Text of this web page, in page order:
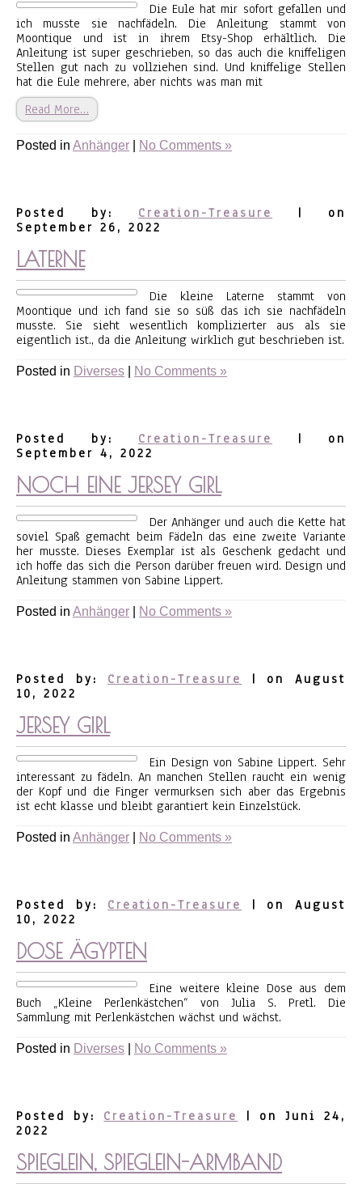
Die Eule hat mir sofort gefallen und
ich musste sie nachfädeln. Die Anleitung stammt von
Moontique und ist in ihrem Etsy-Shop erhältlich. Die
Anleitung ist super geschrieben, so das auch die kniffeligen
Stellen gut nach zu vollziehen sind. Und kniffelige Stellen
hat die Eule mehrere, aber nichts was man mit
Read More…
Posted in Anhänger No Comments »
Posted by: Creation-Treasure
| on
September 26, 2022
LATERNE
Die kleine Laterne stammt von
Moontique und ich fand sie so süß das ich sie nachfädeln
musste. Sie sieht wesentlich komplizierter aus als sie
eigentlich ist., da die Anleitung wirklich gut beschrieben ist.
Posted in Diverses No Comments »
Posted by: Creation-Treasure
| on
September 4, 2022
NOCH EINE JERSEY GIRL
Der Anhänger und auch die Kette hat
soviel Spaß gemacht beim Fädeln das eine zweite Variante
her musste. Dieses Exemplar ist als Geschenk gedacht und
ich hoffe das sich die Person darüber freuen wird. Design und
Anleitung stammen von Sabine Lippert.
Posted in Anhänger No Comments »
Posted by: Creation-Treasure
| on August
10, 2022
JERSEY GIRL
Ein Design von Sabine Lippert. Sehr
interessant zu fädeln. An manchen Stellen raucht ein wenig
der Kopf und die Finger vermurksen sich aber das Ergebnis
ist echt klasse und bleibt garantiert kein Einzelstück.
Posted in Anhänger No Comments »
Posted by: Creation-Treasure
| on August
10, 2022
DOSE ÄGYPTEN
Eine weitere kleine Dose aus dem
Buch „Kleine Perlenkästchen“ von Julia S. Pretl. Die
Sammlung mit Perlenkästchen wächst und wächst.
Posted in Diverses No Comments »
Posted by: Creation-Treasure
| on Juni 24,
2022
SPIEGLEIN, SPIEGLEIN-ARMBAND